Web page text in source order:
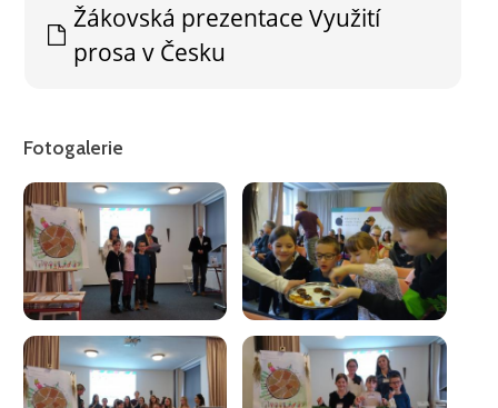
Žákovská prezentace Využití
prosa v Česku
Fotogalerie